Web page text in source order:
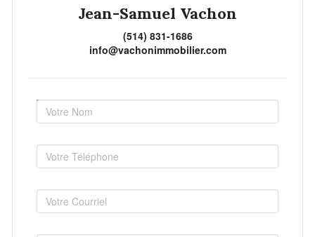
Jean-Samuel Vachon
(514) 831-1686
info@vachonimmobilier.com